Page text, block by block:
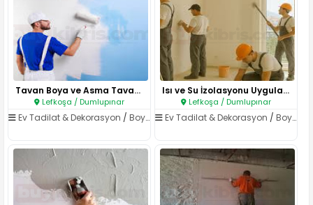
Tavan Boya ve Asma Tavan Uygul..
Lefkoşa / Dumlupınar
Ev Tadilat & Dekorasyon / Boya & Badana
Isı ve Su İzolasyonu Uygulamal..
Lefkoşa / Dumlupınar
Ev Tadilat & Dekorasyon /Boya & Badana